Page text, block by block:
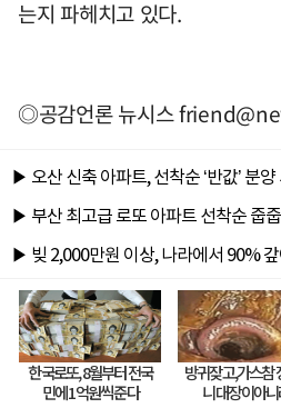
는지 파헤치고 있다.
◎공감언론 뉴시스